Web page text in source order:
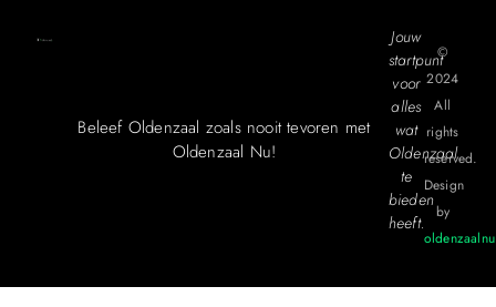
Beleef Oldenzaal zoals nooit tevoren met
Oldenzaal Nu!
Jouw
startpunt
voor
alles
wat
Oldenzaal
te
bieden
heeft.
©
2024
All
rights
reserved.
Design
by